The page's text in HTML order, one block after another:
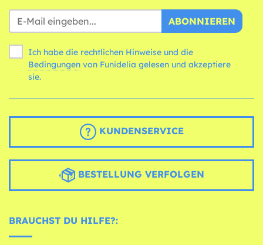
ABONNIEREN
Ich habe die rechtlichen Hinweise und die
Bedingungen
sie.
KUNDENSERVICE
BESTELLUNG VERFOLGEN
BRAUCHST DU HILFE?: